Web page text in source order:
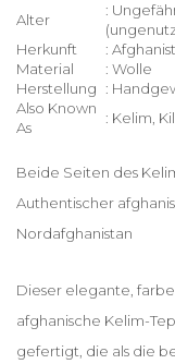
Alter
:
Herkunft
:
Material
: Wolle
Herstellung :
Also Known
As
: Kelim,
Beide Seiten des
Authentischer
Nordafghanistan
Dieser elegante,
afghanische Kelim-
gefertigt, die als die